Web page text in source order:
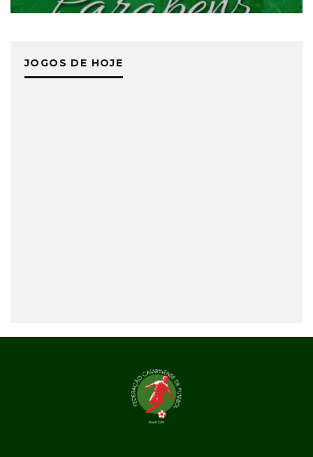
JOGOS DE HOJE